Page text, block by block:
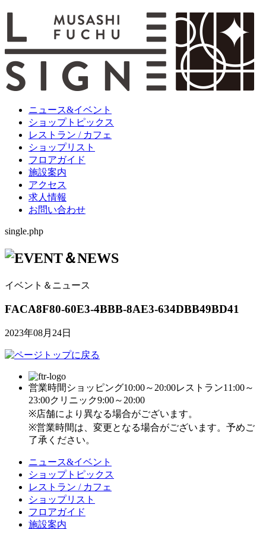
ニュース&イベント
ショップトピックス
レストラン / カフェ
ショップリスト
フロアガイド
施設案内
アクセス
求人情報
お問い合わせ
single.php
イベント＆ニュース
FACA8F80-60E3-4BBB-8AE3-634DBB49BD41
2023年08月24日
営業時間 ショッピング10:00～20:00レストラン11:00～
23:00クリニック9:00～20:00
※店舗により異なる場合がございます。
※営業時間は、変更となる場合がございます。予めご
了承ください。
ニュース&イベント
ショップトピックス
レストラン / カフェ
ショップリスト
フロアガイド
施設案内